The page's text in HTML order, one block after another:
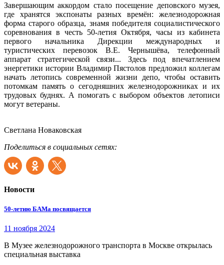
Завершающим аккордом стало посещение деповского музея,
где хранятся экспонаты разных времён: железнодорожная
форма старого образца, знамя победителя социалистического
соревнования в честь 50-летия Октября, часы из кабинета
первого начальника Дирекции международных и
туристических перевозок В.Е. Чернышёва, телефонный
аппарат стратегической связи... Здесь под впечатлением
энергетики истории Владимир Пястолов предложил коллегам
начать летопись современной жизни депо, чтобы оставить
потомкам память о сегодняшних железнодорожниках и их
трудовых буднях. А помогать с выбором объектов летописи
могут ветераны.
Светлана Новаковская
Поделиться в социальных сетях:
Новости
50-летию БАМа посвящается
11 ноября 2024
В Музее железнодорожного транспорта в Москве открылась
специальная выставка